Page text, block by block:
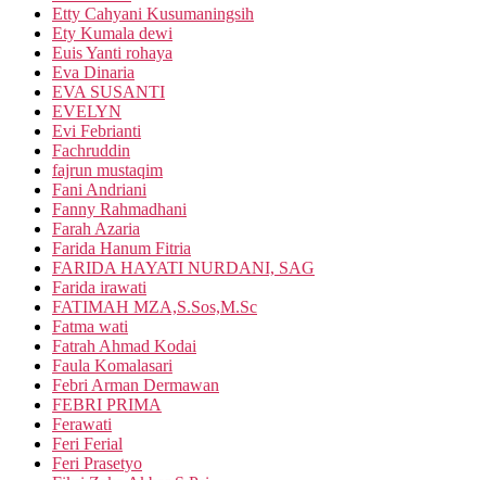
Etty Cahyani Kusumaningsih
Ety Kumala dewi
Euis Yanti rohaya
Eva Dinaria
EVA SUSANTI
EVELYN
Evi Febrianti
Fachruddin
fajrun mustaqim
Fani Andriani
Fanny Rahmadhani
Farah Azaria
Farida Hanum Fitria
FARIDA HAYATI NURDANI, SAG
Farida irawati
FATIMAH MZA,S.Sos,M.Sc
Fatma wati
Fatrah Ahmad Kodai
Faula Komalasari
Febri Arman Dermawan
FEBRI PRIMA
Ferawati
Feri Ferial
Feri Prasetyo